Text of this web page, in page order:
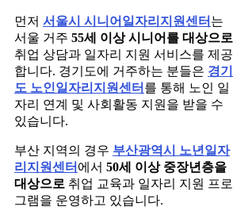
먼저 서울시 시니어일자리지원센터 는
서울 거주 55세 이상 시니어를 대상으로
취업 상담과 일자리 지원 서비스를 제공
합니다. 경기도에 거주하는 분들은 경기
도 노인일자리지원센터 를 통해 노인 일
자리 연계 및 사회활동 지원을 받을 수
있습니다.
부산 지역의 경우 부산광역시 노년일자
리지원센터 에서 50세 이상 중장년층을
대상으로 취업 교육과 일자리 지원 프로
그램을 운영하고 있습니다.